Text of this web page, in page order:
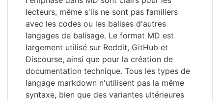
lecteurs, même s'ils ne sont pas familiers
avec les codes ou les balises d'autres
langages de balisage. Le format MD est
largement utilisé sur Reddit, GitHub et
Discourse, ainsi que pour la création de
documentation technique. Tous les types de
langage markdown n'utilisent pas la même
syntaxe, bien que des variantes ultérieures